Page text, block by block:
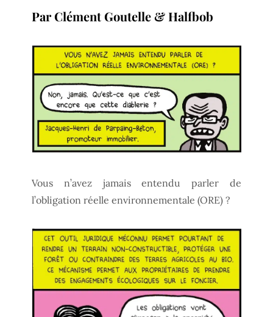
Par Clément Goutelle & Halfbob
Vous n’avez jamais entendu parler de
l’obligation réelle environnementale (ORE) ?